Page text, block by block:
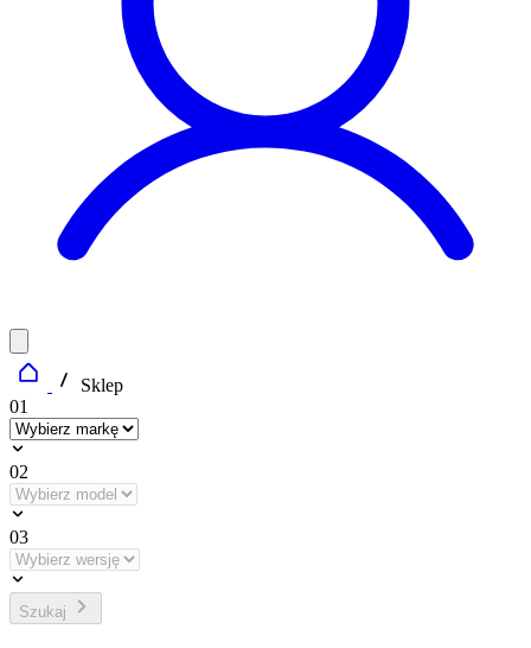
Sklep
01
02
03
Szukaj